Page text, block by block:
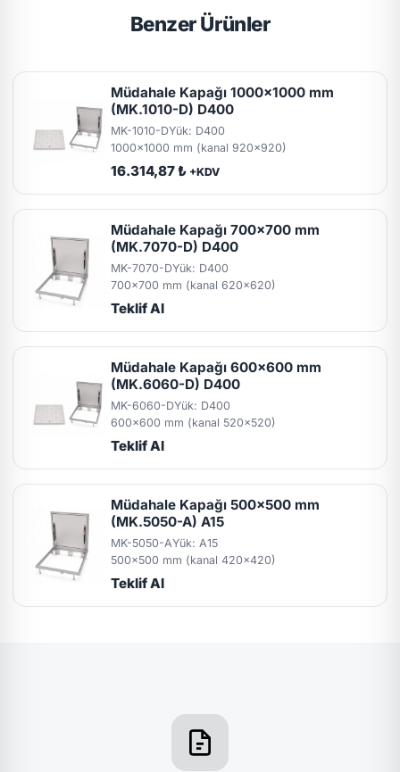
Benzer Ürünler
Müdahale Kapağı 1000x1000 mm
(MK.1010-D) D400
MK-1010-DYük: D400
1000x1000 mm (kanal 920x920)
16.314,87 ₺ +KDV
Müdahale Kapağı 700x700 mm
(MK.7070-D) D400
MK-7070-DYük: D400
700x700 mm (kanal 620x620)
Teklif Al
Müdahale Kapağı 600x600 mm
(MK.6060-D) D400
MK-6060-DYük: D400
600x600 mm (kanal 520x520)
Teklif Al
Müdahale Kapağı 500x500 mm
(MK.5050-A) A15
MK-5050-AYük: A15
500x500 mm (kanal 420x420)
Teklif Al